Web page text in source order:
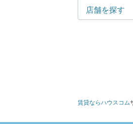
店舗を探す
賃貸ならハウスコム